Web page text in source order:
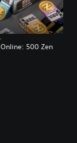
500 Zen